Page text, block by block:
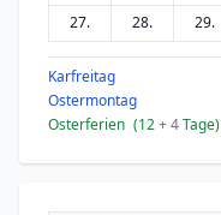
27.
28. 29.
Karfreitag
Ostermontag
Osterferien (12+ 4Tage)